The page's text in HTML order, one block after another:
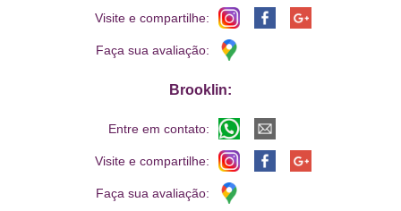
Visite e compartilhe:
Faça sua avaliação:
Brooklin:
Entre em contato:
Visite e compartilhe:
Faça sua avaliação: